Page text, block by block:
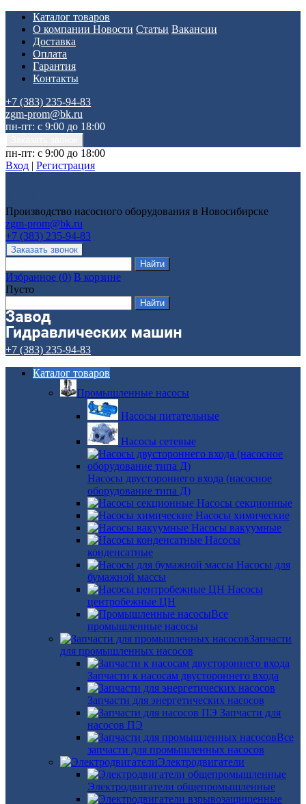
Каталог товаров
О компании Новости Статьи Вакансии
Доставка
Оплата
Гарантия
Контакты
+7 (383) 235-94-83
zgm-prom@bk.ru
пн-пт: с 9:00 до 18:00
пн-пт: с 9:00 до 18:00
Вход | Регистрация
Производство насосного оборудования в Новосибирске
zgm-prom@bk.ru
+7 (383) 235-94-83
Избранное (0) В корзине
Пусто
+7 (383) 235-94-83
Каталог товаров
Промышленные насосы
Насосы питательные
Насосы сетевые
Насосы двустороннего входа (насосное
оборудование типа Д)
Насосы секционные
Насосы химические
Насосы вакуумные
Насосы
конденсатные
Насосы для
бумажной массы
Насосы
центробежные ЦН
Все
промышленные насосы
Запчасти
для промышленных насосов
Запчасти к насосам двустороннего входа
Запчасти для энергетических насосов
Запчасти для
насосов ПЭ
Все
запчасти для промышленных насосов
Электродвигатели
Электродвигатели общепромышленные